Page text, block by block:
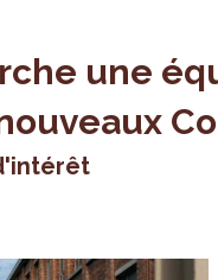
une